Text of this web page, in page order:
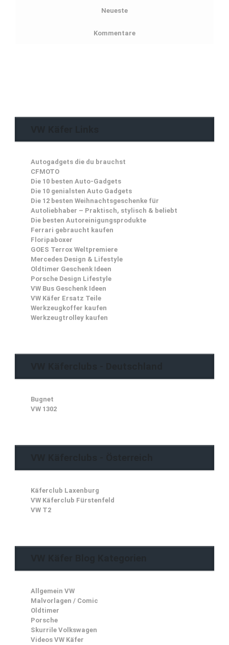
Neueste
Kommentare
Autogadgets die du brauchst
CFMOTO
Die 10 besten Auto-Gadgets
Die 10 genialsten Auto Gadgets
Die 12 besten Weihnachtsgeschenke für
Autoliebhaber – Praktisch, stylisch & beliebt
Die besten Autoreinigungsprodukte
Ferrari gebraucht kaufen
Floripaboxer
GOES Terrox Weltpremiere
Mercedes Design & Lifestyle
Oldtimer Geschenk Ideen
Porsche Design Lifestyle
VW Bus Geschenk Ideen
VW Käfer Ersatz Teile
Werkzeugkoffer kaufen
Werkzeugtrolley kaufen
Bugnet
VW 1302
Käferclub Laxenburg
VW Käferclub Fürstenfeld
VW T2
Allgemein VW
Malvorlagen / Comic
Oldtimer
Porsche
Skurrile Volkswagen
Videos VW Käfer